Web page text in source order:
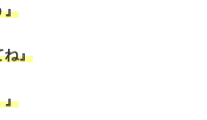
』
ね』
』